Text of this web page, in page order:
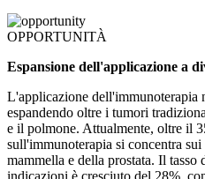
OPPORTUNITÀ
Espansione dell'applicazione a
L'applicazione dell'immunoterapia
espandendo oltre i tumori
e il polmone. Attualmente, oltre il
sull'immunoterapia si concentra
mammella e della prostata. Il